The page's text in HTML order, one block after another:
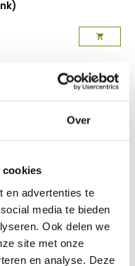
Over
cookies
en advertenties te
media te bieden
Ook delen we
site met onze
en analyse. Deze